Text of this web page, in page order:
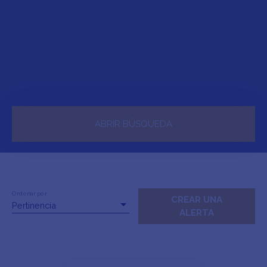
ABRIR BÚSQUEDA
Venta Alquiler
Apartamento
Localización
Pertinencia
Ordenar por
CREAR UNA
ALERTA